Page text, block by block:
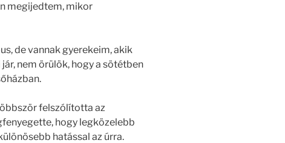
megijedtem, mikor
de vannak gyerekeim, akik
nem örülök, hogy a sötétben
felszólította az
hogy legközelebb
hatással az úrra.